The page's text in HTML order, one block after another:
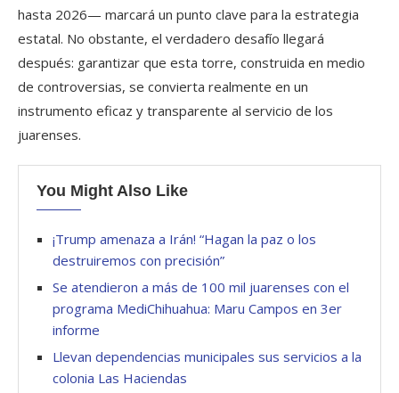
hasta 2026— marcará un punto clave para la estrategia
estatal. No obstante, el verdadero desafío llegará
después: garantizar que esta torre, construida en medio
de controversias, se convierta realmente en un
instrumento eficaz y transparente al servicio de los
juarenses.
You Might Also Like
¡Trump amenaza a Irán! “Hagan la paz o los
destruiremos con precisión”
Se atendieron a más de 100 mil juarenses con el
programa MediChihuahua: Maru Campos en 3er
informe
Llevan dependencias municipales sus servicios a la
colonia Las Haciendas